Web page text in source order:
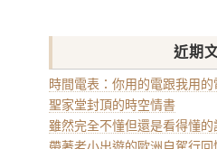
近期
時間電表：你用的電跟我用
聖家堂封頂的時空情書
雖然完全不懂但還是看得懂